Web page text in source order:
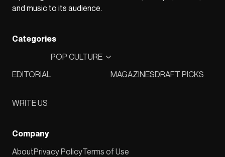
and music to its audience.
Categories
EDITORIAL
POP CULTURE
MAGAZINESDRAFT PICKS
WRITE US
Company
AboutPrivacy PolicyTerms of Use